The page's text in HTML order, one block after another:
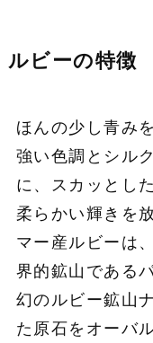
ルビーの特徴
ほんの少し青み
強い色調とシル
に、スカッとし
柔らかい輝きを
マー産ルビーは
界的鉱山である
幻のルビー鉱山
た原石をオーバ